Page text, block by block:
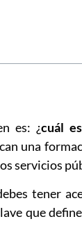
es: ¿cuál
una
servicios
tener
que